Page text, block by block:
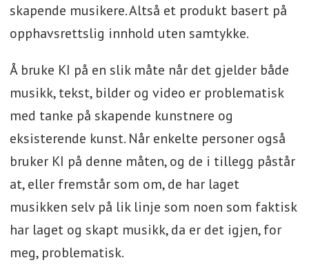
skapende musikere. Altså et produkt basert på
opphavsrettslig innhold uten samtykke.
Å bruke KI på en slik måte når det gjelder både
musikk, tekst, bilder og video er problematisk
med tanke på skapende kunstnere og
eksisterende kunst. Når enkelte personer også
bruker KI på denne måten, og de i tillegg påstår
at, eller fremstår som om, de har laget
musikken selv på lik linje som noen som faktisk
har laget og skapt musikk, da er det igjen, for
meg, problematisk.